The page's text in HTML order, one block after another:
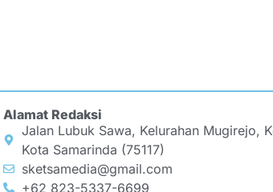
Alamat Redaksi
Jalan Lubuk Sawa, Kelurahan Mugirejo,
Kota Samarinda (75117)
sketsamedia@gmail.com
+62 823-5337-6699